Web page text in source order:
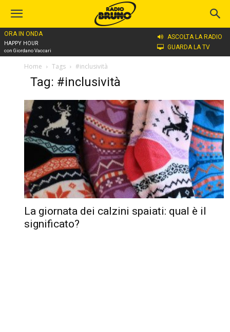
ORA IN ONDA
HAPPY HOUR
con Giordano Vaccari
ASCOLTA LA RADIO
GUARDA LA TV
Home Tags #inclusività
Tag: #inclusività
La giornata dei calzini spaiati: qual è il
significato?